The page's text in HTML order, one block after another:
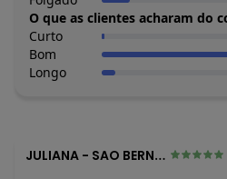
Complemente sua produção com
pés sandália meia pata.
Material: 92% Poliéster, 8%
Cor: Off-white.
Tamanhos: P, M, G, GG e XXG.
O preço apresentado abaixo é o
O que as clientes acharam do
Curto
Bom
Longo
JULIANA - SAO BERNARDO DO CAMPO - SP